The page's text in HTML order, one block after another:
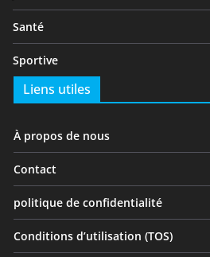
Santé
Sportive
Liens utiles
À propos de nous
Contact
politique de confidentialité
Conditions d’utilisation (TOS)